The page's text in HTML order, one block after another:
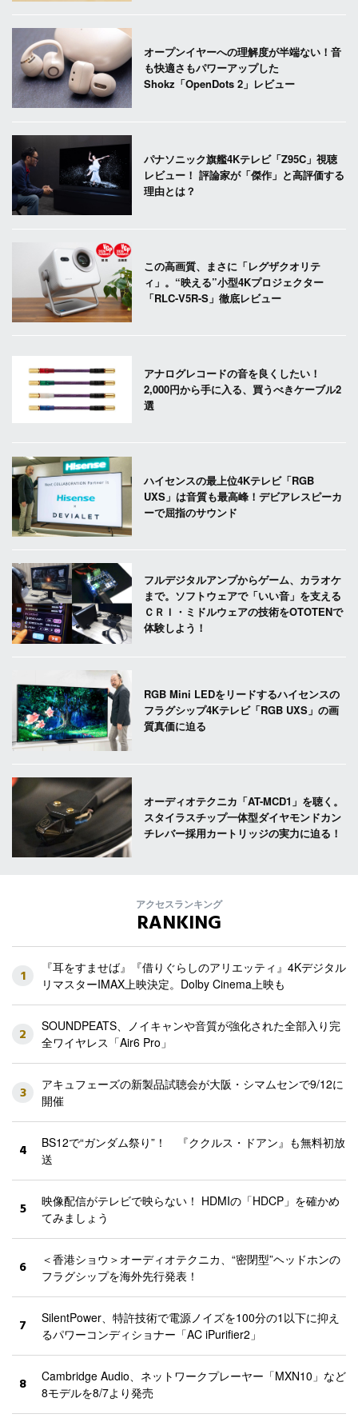
オープンイヤーへの理解度が半端ない！音
も快適さもパワーアップした
Shokz「OpenDots 2」レビュー
パナソニック旗艦4Kテレビ「Z95C」視聴
レビュー！ 評論家が「傑作」と高評価する
理由とは？
この高画質、まさに「レグザクオリテ
ィ」。“映える”小型4Kプロジェクター
「RLC-V5R-S」徹底レビュー
アナログレコードの音を良くしたい！
2,000円から手に入る、買うべきケーブル2
選
ハイセンスの最上位4Kテレビ「RGB
UXS」は音質も最高峰！デビアレスピーカ
ーで屈指のサウンド
フルデジタルアンプからゲーム、カラオケ
まで。ソフトウェアで「いい音」を支える
ＣＲＩ・ミドルウェアの技術をOTOTENで
体験しよう！
RGB Mini LEDをリードするハイセンスの
フラグシップ4Kテレビ「RGB UXS」の画
質真価に迫る
オーディオテクニカ「AT-MCD1」を聴く。
スタイラスチップ一体型ダイヤモンドカン
チレバー採用カートリッジの実力に迫る！
アクセスランキング
RANKING
1
『耳をすませば』『借りぐらしのアリエッティ』4Kデジタル
リマスターIMAX上映決定。Dolby Cinema上映も
2
SOUNDPEATS、ノイキャンや音質が強化された全部入り完
全ワイヤレス「Air6 Pro」
3
アキュフェーズの新製品試聴会が大阪・シマムセンで9/12に
開催
4
BS12で“ガンダム祭り”！ 『ククルス・ドアン』も無料初放
送
5
映像配信がテレビで映らない！ HDMIの「HDCP」を確かめ
てみましょう
6
＜香港ショウ＞オーディオテクニカ、“密閉型”ヘッドホンの
フラグシップを海外先行発表！
7
SilentPower、特許技術で電源ノイズを100分の1以下に抑え
るパワーコンディショナー「AC iPurifier2」
8
Cambridge Audio、ネットワークプレーヤー「MXN10」など
8モデルを8/7より発売